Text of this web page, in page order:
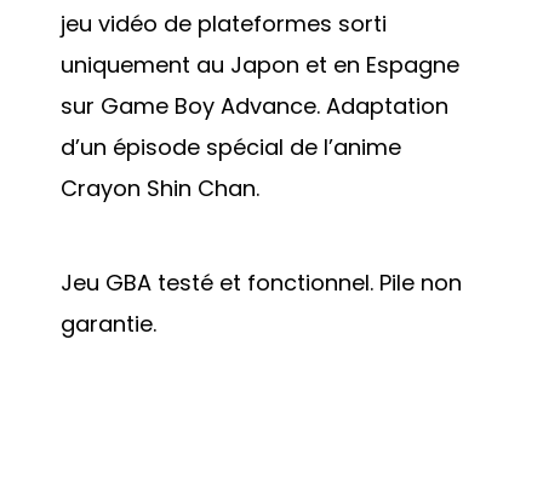
jeu vidéo de plateformes sorti
uniquement au Japon et en Espagne
sur Game Boy Advance. Adaptation
d’un épisode spécial de l’anime
Crayon Shin Chan.
Jeu GBA testé et fonctionnel. Pile non
garantie.